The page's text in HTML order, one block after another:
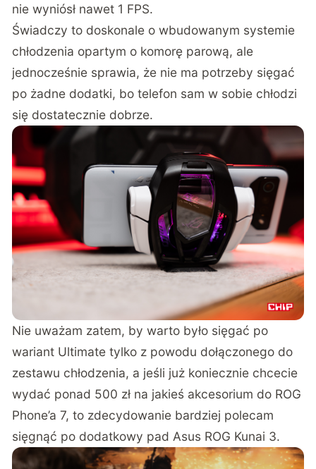
nie wyniósł nawet 1 FPS.
Świadczy to doskonale o wbudowanym systemie
chłodzenia opartym o komorę parową, ale
jednocześnie sprawia, że nie ma potrzeby sięgać
po żadne dodatki, bo telefon sam w sobie chłodzi
się dostatecznie dobrze.
Nie uważam zatem, by warto było sięgać po
wariant Ultimate tylko z powodu dołączonego do
zestawu chłodzenia, a jeśli już koniecznie chcecie
wydać ponad 500 zł na jakieś akcesorium do ROG
Phone’a 7, to zdecydowanie bardziej polecam
sięgnąć po dodatkowy pad Asus ROG Kunai 3.